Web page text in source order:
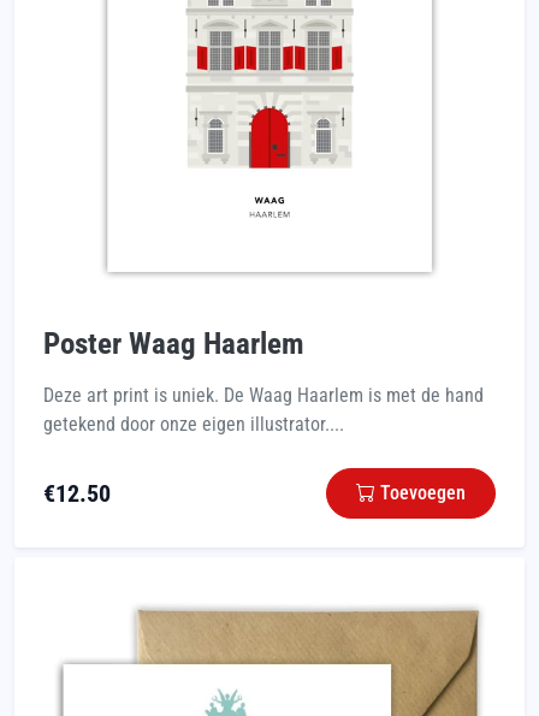
Poster Waag Haarlem
Deze art print is uniek. De Waag Haarlem is met de hand
getekend door onze eigen illustrator....
€12.50 Toevoegen